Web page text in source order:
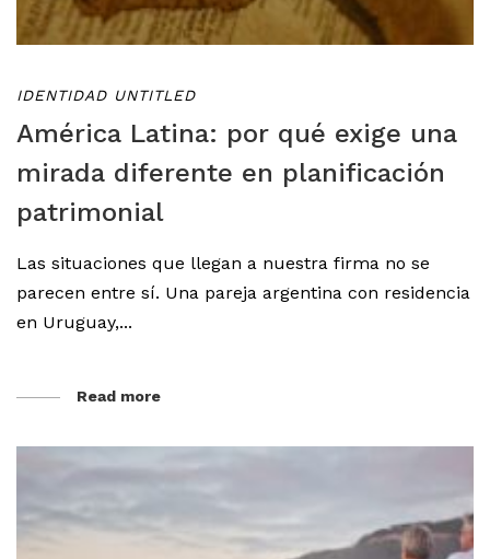
IDENTIDAD UNTITLED
América Latina: por qué exige una
mirada diferente en planificación
patrimonial
Las situaciones que llegan a nuestra firma no se
parecen entre sí. Una pareja argentina con residencia
en Uruguay,...
Read more